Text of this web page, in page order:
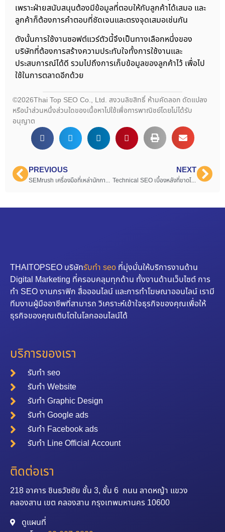
เพราะฝ่ายสนับสนุนต้องมีข้อมูลที่ตอบให้กับลูกค้าได้เสมอ และ
ลูกค้าก็ต้องการคำตอบที่ชัดเจนและตรงจุดเสมอเช่นกัน
ดังนั้นการใช้งานซอฟต์แวร์ตัวนี้จึงเป็นทางเลือกหนึ่งของ
บริษัทที่ต้องการสร้างความประทับใจทั้งการใช้งานและ
ประสบการณ์ได้ดี รวมไปถึงการเก็บข้อมูลของลูกค้าไว้ เพื่อไป
ใช้ในการตลาดอีกด้วย
©2026Thai Top SEO Co., Ltd. สงวนลิขสิทธิ์ ห้ามคัดลอก ดัดแปลง
หรือนำส่วนหนึ่งส่วนใดของเนื้อหาไปใช้เพื่อการพาณิชย์โดยไม่ได้รับ
อนุญาต
PREVIOUS
SEMrush เครื่องมือที่เหล่านักการตลาดและ SEO พลาดไม่ได้
NEXT
Technical SEO เบื้องหลังที่ขาดไม่ได้ ของเว็บไซต์ที่ทำ SEO
THAITOPSEO บริษัทรับทำ seo ที่มุ่งมั่นให้บริการงานด้าน
Digital Marketing ที่ครอบคลุมทุกด้าน ทั้งงานด้านเว็บไซต์ การ
ทำ SEO งานกราฟิก สื่อออนไลน์ และการทำโฆษณาออนไลน์ เรามี
ทีมงานผู้มืออาชีพที่สามารถ วิเคราะห์เข้าใจธุรกิจของคุณเพื่อให้
ธุรกิจของคุณเติบโตในโลกออนไลน์ได้
บริการของเรา
รับทำ seo
รับทำ Website
รับทำ Graphic Design
รับทำ Google ads
รับทำ Facebook ads
รับทำ Line Official Account
ติดต่อเรา
218 อาคาร ชินธวัชชัย ชั้น 3, ชั้น 6 ถนน ลาดหญ้า แขวง
คลองสาน เขต คลองสาน กรุงเทพมหานคร 10600
ดูแผนที่